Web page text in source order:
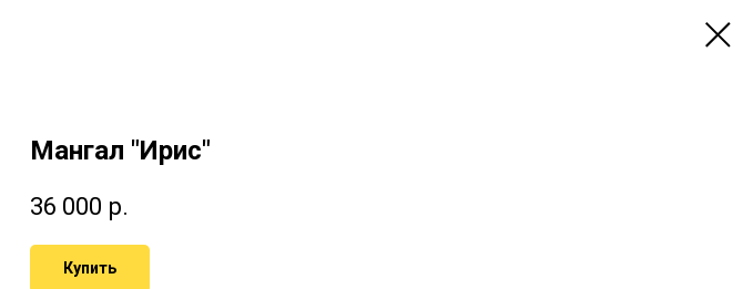
Мангал "Ирис"
36 000 р.
Купить